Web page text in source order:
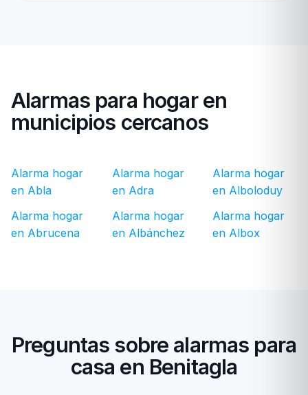
Alarmas para hogar en
municipios cercanos
Alarma hogar
en Abla
Alarma hogar
en Abrucena
Alarma hogar
en Adra
Alarma hogar
en Albánchez
Alarma hogar
en Alboloduy
Alarma hogar
en Albox
Preguntas sobre alarmas para
casa en Benitagla